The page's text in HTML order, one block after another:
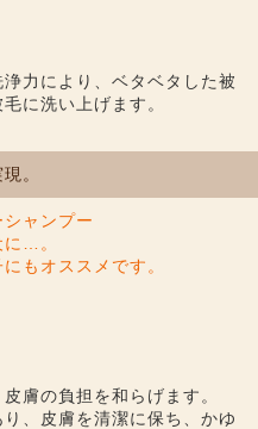
力により、ベタベタした被
に洗い上げます。
。
ャンプー
…。
もオススメです。
膚の負担を和らげます。
、皮膚を清潔に保ち、かゆ